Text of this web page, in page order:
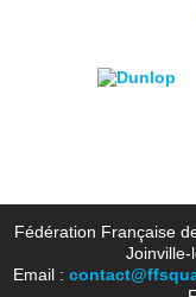
Fédération Française
Joinville-
Email :